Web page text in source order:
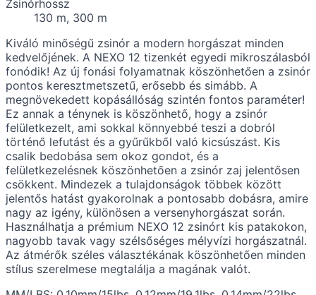
Zsinórhossz
130 m, 300 m
Kiváló minőségű zsinór a modern horgászat minden
kedvelőjének. A NEXO 12 tizenkét egyedi mikroszálasból
fonódik! Az új fonási folyamatnak köszönhetően a zsinór
pontos keresztmetszetű, erősebb és simább. A
megnövekedett kopásállóság szintén fontos paraméter!
Ez annak a ténynek is köszönhető, hogy a zsinór
felületkezelt, ami sokkal könnyebbé teszi a dobról
történő lefutást és a gyűrűkből való kicsúszást. Kis
csalik bedobása sem okoz gondot, és a
felületkezelésnek köszönhetően a zsinór zaj jelentősen
csökkent. Mindezek a tulajdonságok többek között
jelentős hatást gyakorolnak a pontosabb dobásra, amire
nagy az igény, különösen a versenyhorgászat során.
Használhatja a prémium NEXO 12 zsinórt kis patakokon,
nagyobb tavak vagy szélsőséges mélyvízi horgászatnál.
Az átmérők széles választékának köszönhetően minden
stílus szerelmese megtalálja a magának valót.